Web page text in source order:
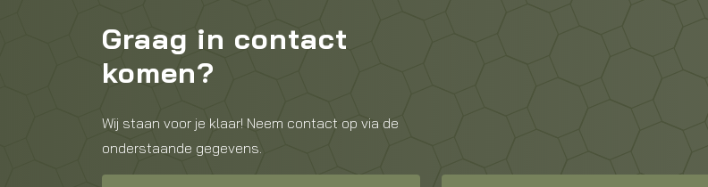
Graag in contact
komen?
Wij staan voor je klaar! Neem contact op via de
onderstaande gegevens.